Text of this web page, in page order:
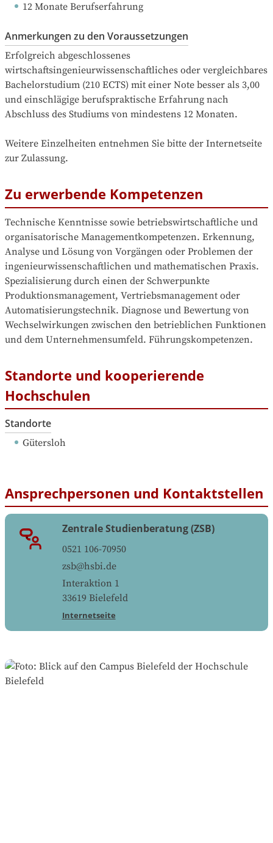
12 Monate Berufserfahrung
Anmerkungen zu den Voraussetzungen
Erfolgreich abgeschlossenes
wirtschaftsingenieurwissenschaftliches oder vergleichbares
Bachelorstudium (210 ECTS) mit einer Note besser als 3,00
und einschlägige berufspraktische Erfahrung nach
Abschluss des Studiums von mindestens 12 Monaten.
Weitere Einzelheiten entnehmen Sie bitte der Internetseite
zur Zulassung.
Zu erwerbende Kompetenzen
Technische Kenntnisse sowie betriebswirtschaftliche und
organisatorische Managementkompetenzen. Erkennung,
Analyse und Lösung von Vorgängen oder Problemen der
ingenieurwissenschaftlichen und mathematischen Praxis.
Spezialisierung durch einen der Schwerpunkte
Produktions­management, Vertriebsmanagement oder
Automatisierungstechnik. Diagnose und Bewertung von
Wechselwirkungen zwischen den betrieblichen Funktionen
und dem Unternehmensumfeld. Führungskompetenzen.
Standorte und kooperierende
Hochschulen
Standorte
Gütersloh
Ansprechpersonen und Kontaktstellen
Zentrale Studienberatung (ZSB)
0521 106-70950
zsb@hsbi.de
Interaktion 1
33619 Bielefeld
Internetseite